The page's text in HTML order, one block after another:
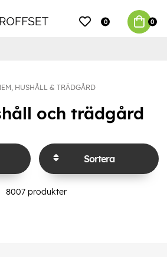
0 0
HUSHÅLL & TRÄDGÅRD
och trädgård
Sortera
8007produkter